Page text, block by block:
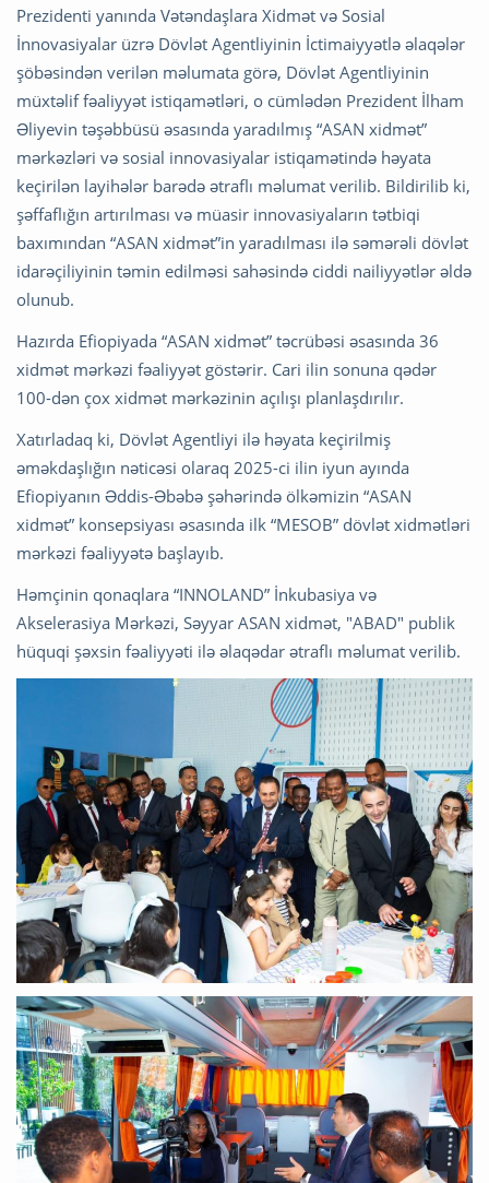
Prezidenti yanında Vətəndaşlara Xidmət və Sosial
İnnovasiyalar üzrə Dövlət Agentliyinin İctimaiyyətlə əlaqələr
şöbəsindən verilən məlumata görə, Dövlət Agentliyinin
müxtəlif fəaliyyət istiqamətləri, o cümlədən Prezident İlham
Əliyevin təşəbbüsü əsasında yaradılmış “ASAN xidmət”
mərkəzləri və sosial innovasiyalar istiqamətində həyata
keçirilən layihələr barədə ətraflı məlumat verilib. Bildirilib ki,
şəffaflığın artırılması və müasir innovasiyaların tətbiqi
baxımından “ASAN xidmət”in yaradılması ilə səmərəli dövlət
idarəçiliyinin təmin edilməsi sahəsində ciddi nailiyyətlər əldə
olunub.
Hazırda Efiopiyada “ASAN xidmət” təcrübəsi əsasında 36
xidmət mərkəzi fəaliyyət göstərir. Cari ilin sonuna qədər
100-dən çox xidmət mərkəzinin açılışı planlaşdırılır.
Xatırladaq ki, Dövlət Agentliyi ilə həyata keçirilmiş
əməkdaşlığın nəticəsi olaraq 2025-ci ilin iyun ayında
Efiopiyanın Əddis-Əbəbə şəhərində ölkəmizin “ASAN
xidmət” konsepsiyası əsasında ilk “MESOB” dövlət xidmətləri
mərkəzi fəaliyyətə başlayıb.
Həmçinin qonaqlara “INNOLAND” İnkubasiya və
Akselerasiya Mərkəzi, Səyyar ASAN xidmət, "ABAD" publik
hüquqi şəxsin fəaliyyəti ilə əlaqədar ətraflı məlumat verilib.